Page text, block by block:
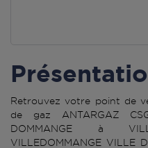
Retrouvez votre point de
de gaz ANTARGAZ
DOMMANGE à
VILLEDOMMANGE VILLE